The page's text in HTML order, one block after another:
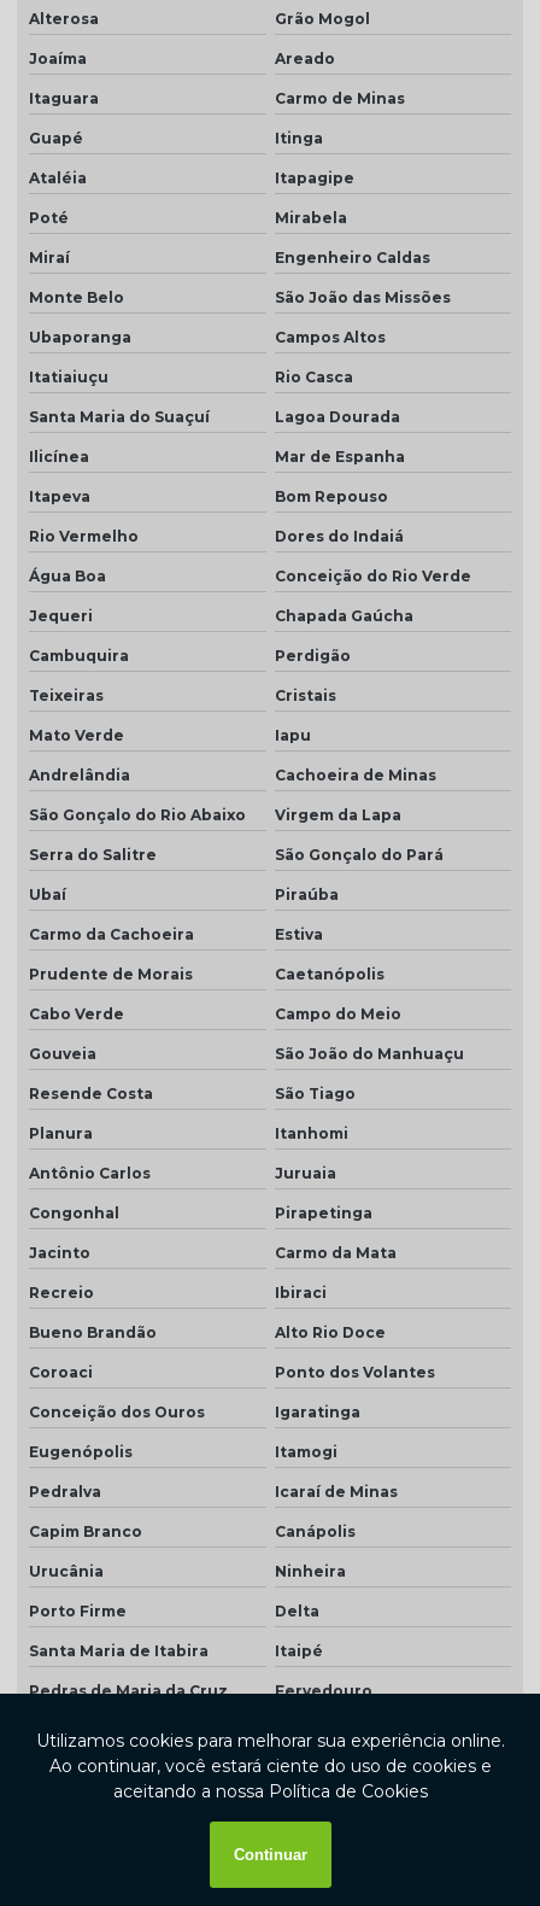
Alterosa Grão Mogol
Joaíma Areado
Itaguara Carmo de Minas
Guapé Itinga
Ataléia Itapagipe
Poté Mirabela
Miraí Engenheiro Caldas
Monte Belo São João das Missões
Ubaporanga Campos Altos
Itatiaiuçu Rio Casca
Santa Maria do Suaçuí Lagoa Dourada
Ilicínea Mar de Espanha
Itapeva Bom Repouso
Rio Vermelho Dores do Indaiá
Água Boa Conceição do Rio Verde
Jequeri Chapada Gaúcha
Cambuquira Perdigão
Teixeiras Cristais
Mato Verde Iapu
Andrelândia Cachoeira de Minas
São Gonçalo do Rio Abaixo Virgem da Lapa
Serra do Salitre São Gonçalo do Pará
Ubaí Piraúba
Carmo da Cachoeira Estiva
Prudente de Morais Caetanópolis
Cabo Verde Campo do Meio
Gouveia São João do Manhuaçu
Resende Costa São Tiago
Planura Itanhomi
Antônio Carlos Juruaia
Congonhal Pirapetinga
Jacinto Carmo da Mata
Recreio Ibiraci
Bueno Brandão Alto Rio Doce
Coroaci Ponto dos Volantes
Conceição dos Ouros Igaratinga
Eugenópolis Itamogi
Pedralva Icaraí de Minas
Capim Branco Canápolis
Urucânia Ninheira
Porto Firme Delta
Santa Maria de Itabira Itaipé
Pedras de Maria da Cruz Fervedouro
Senhora dos Remédios
Cristina Mercês
Santo Antônio do Jacinto
Virginópolis